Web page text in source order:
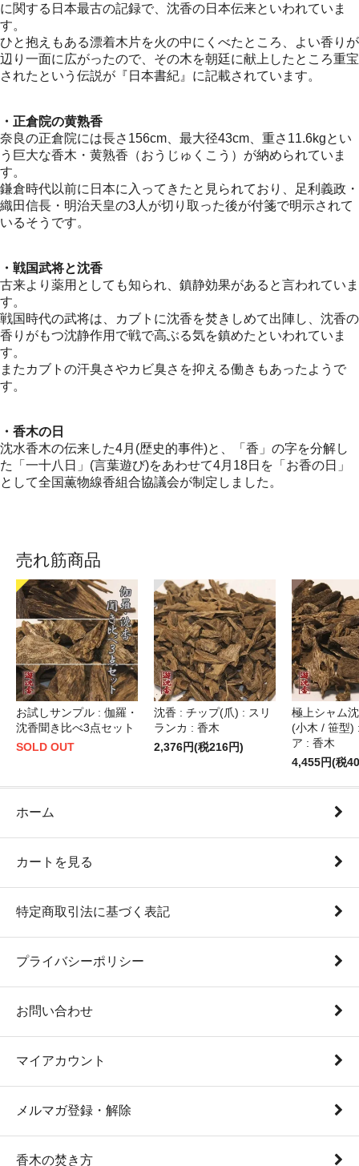
に関する日本最古の記録で、沈香の日本伝来といわれていま
す。
ひと抱えもある漂着木片を火の中にくべたところ、よい香りが
辺り一面に広がったので、その木を朝廷に献上したところ重宝
されたという伝説が『日本書紀』に記載されています。
・正倉院の黄熟香
奈良の正倉院には長さ156cm、最大径43cm、重さ11.6kgとい
う巨大な香木・黄熟香（おうじゅくこう）が納められていま
す。
鎌倉時代以前に日本に入ってきたと見られており、足利義政・
織田信長・明治天皇の3人が切り取った後が付箋で明示されて
いるそうです。
・戦国武将と沈香
古来より薬用としても知られ、鎮静効果があると言われていま
す。
戦国時代の武将は、カブトに沈香を焚きしめて出陣し、沈香の
香りがもつ沈静作用で戦で高ぶる気を鎮めたといわれていま
す。
またカブトの汗臭さやカビ臭さを抑える働きもあったようで
す。
・香木の日
沈水香木の伝来した4月(歴史的事件)と、「香」の字を分解し
た「一十八日」(言葉遊び)をあわせて4月18日を「お香の日」
として全国薫物線香組合協議会が制定しました。
売れ筋商品
お試しサンプル : 伽羅・
沈香聞き比べ3点セット
SOLD OUT
沈香 : チップ(爪) : スリ
ランカ : 香木
2,376円(税216円)
極上シャム
(小木 / 笹型)
ア : 香木
4,455円(税
ホーム
カートを見る
特定商取引法に基づく表記
プライバシーポリシー
お問い合わせ
マイアカウント
メルマガ登録・解除
香木の焚き方